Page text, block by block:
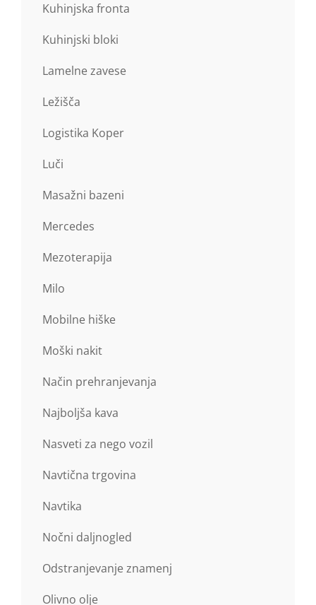
Kuhinjska fronta
Kuhinjski bloki
Lamelne zavese
Ležišča
Logistika Koper
Luči
Masažni bazeni
Mercedes
Mezoterapija
Milo
Mobilne hiške
Moški nakit
Način prehranjevanja
Najboljša kava
Nasveti za nego vozil
Navtična trgovina
Navtika
Nočni daljnogled
Odstranjevanje znamenj
Olivno olje